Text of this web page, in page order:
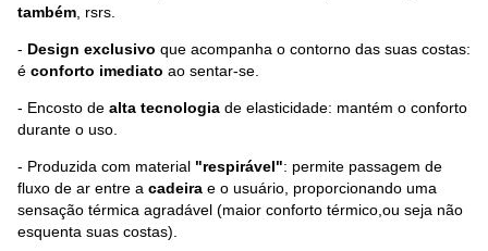
também , rsrs.
- Design exclusivo que acompanha o contorno das suas costas:
é conforto imediato ao sentar-se.
- Encosto de alta tecnologia de elasticidade: mantém o conforto
durante o uso.
- Produzida com material "respirável": permite passagem de
fluxo de ar entre a cadeira e o usuário, proporcionando uma
sensação térmica agradável (maior conforto térmico,ou seja não
esquenta suas costas).